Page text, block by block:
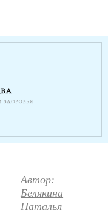
Автор:
Белякина
Наталья